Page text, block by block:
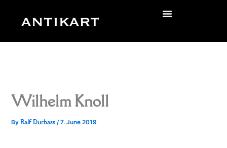
Wilhelm Knoll
ByRalf Durbass/7. June 2019